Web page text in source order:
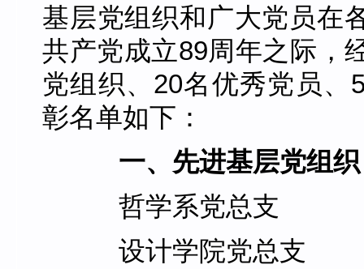
基层党组织和广大党员在
共产党成立89周年之际，
党组织、20名优秀党员
彰名单如下：
一、先进基层党组
哲学系党总支
设计学院党总支